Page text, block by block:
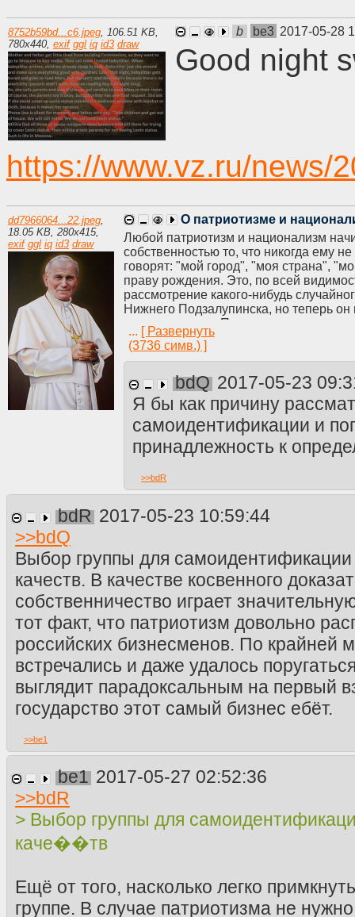
8752b59bd...c6.jpeg 106.51 KB
780x440 exif ggl iq id3 draw
b be3 2017-05-28
Good night
https://www.vz.ru/news/
dd7966064...22.jpeg,
18.05 KB, 280x415,
exif ggl iq id3 draw
О патриотизме и
Любой патриотизм и национализм
собственностью то, что никогда ему
говорят: "мой город", "моя страна",
праву рождения. Это, по всей
рассмотрение какого-нибудь
Нижнего Подзалупинска, но теперь
страна теперь у Пети находится в
глупости, выдумывать
какой стороной поставить у себя в
"его" граждане, с кем и в какой позе
Пети) вещей.
Однако, большая собственность
посягается. И вот уже, если конечно
участвовать во всеразличных
поскольку затрагивают "его"
тело как инструмент для войны и
осознаёт, что всё то время пока он
продавал нефть из "его" скважин и
имуществом как не собирался, так и
и, наконец, смерть в забвении и
вовремя её обуздать.
... [ Развернуть
(3736 симв.) ]
bdQ 2017-05-23
Я бы как причину
самоидентификации и
принадлежность к
>>bdR
bdR 2017-05-23 10:59:44
>>bdQ
Выбор группы для
качеств. В качестве косвенного
собственничество играет
тот факт, что патриотизм довольно
российских бизнесменов. По крайней
встречались и даже удалось
выглядит парадоксальным на первый
государство этот самый бизнес ебёт.
>>be1
be1 2017-05-27 02:52:36
>>bdR
> Выбор группы для
каче��тв
Ещё от того, насколько легко
группе. В случае патриотизма не